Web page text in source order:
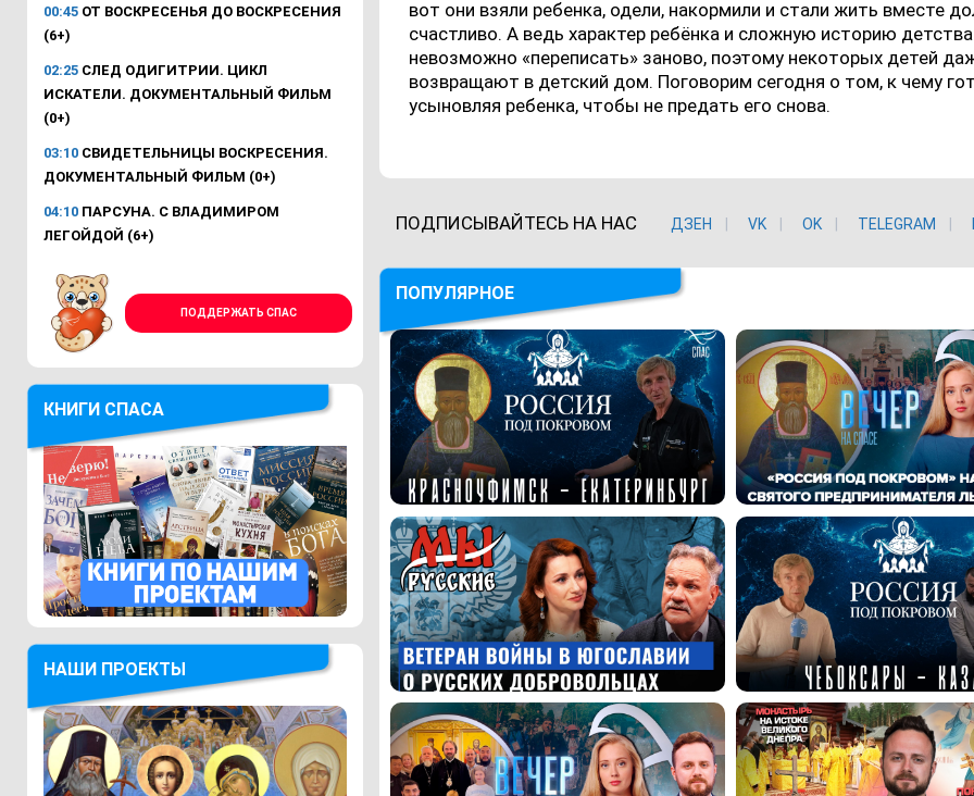
00:45 ОТ ВОСКРЕСЕНЬЯ ДО ВОСКРЕСЕНИЯ
(6+)
02:25 СЛЕД ОДИГИТРИИ. ЦИКЛ
ИСКАТЕЛИ. ДОКУМЕНТАЛЬНЫЙ ФИЛЬМ
(0+)
03:10 СВИДЕТЕЛЬНИЦЫ ВОСКРЕСЕНИЯ.
ДОКУМЕНТАЛЬНЫЙ ФИЛЬМ (0+)
04:10 ПАРСУНА. С ВЛАДИМИРОМ
ЛЕГОЙДОЙ (6+)
ПОДДЕРЖАТЬ СПАС
КНИГИ СПАСА
НАШИ ПРОЕКТЫ
вот они взяли ребенка, одели, накормили и стали жить вместе
счастливо. А ведь характер ребёнка и сложную историю детства
невозможно «переписать» заново, поэтому некоторых детей
возвращают в детский дом. Поговорим сегодня о том, к чему
усыновляя ребенка, чтобы не предать его снова.
ПОДПИСЫВАЙТЕСЬ НА НАС ДЗЕН VK ОK TELEGRAM
ПОПУЛЯРНОЕ